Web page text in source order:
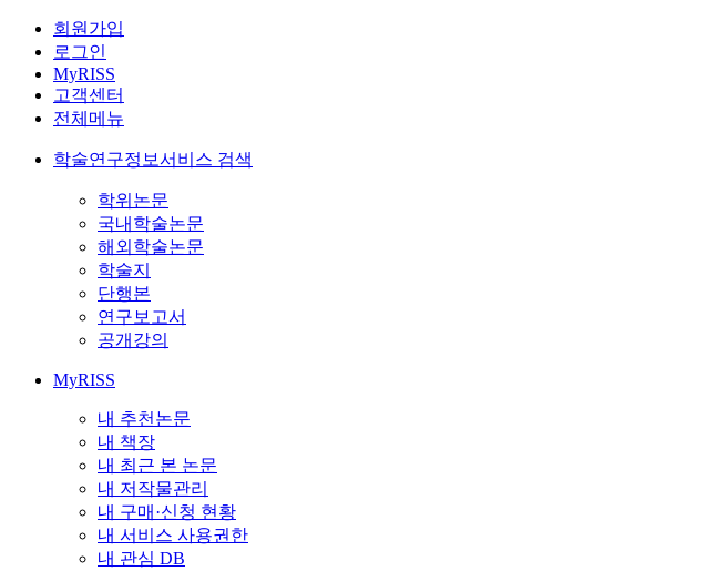
회원가입
로그인
MyRISS
고객센터
전체메뉴
학술연구정보서비스 검색
학위논문
국내학술논문
해외학술논문
학술지
단행본
연구보고서
공개강의
MyRISS
내 추천논문
내 책장
내 최근 본 논문
내 저작물관리
내 구매·신청 현황
내 서비스 사용권한
내 관심 DB